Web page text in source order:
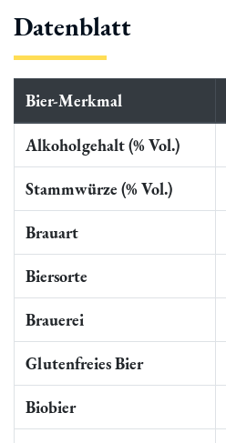
Datenblatt
Bier-Merkmal
Alkoholgehalt (% Vol.)
Stammwürze (% Vol.)
Brauart
Biersorte
Brauerei
Glutenfreies Bier
Biobier